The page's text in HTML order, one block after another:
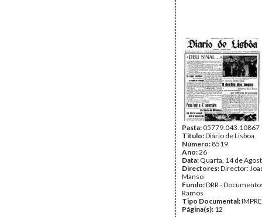
Pasta:05779.043.10867
Título:Diário de Lisboa
Número: 8519
Ano:26
Data: Quarta, 14 de
Directores:Director:
Manso
Fundo:DRR -
Ramos
Tipo Documental:
Página(s): 12